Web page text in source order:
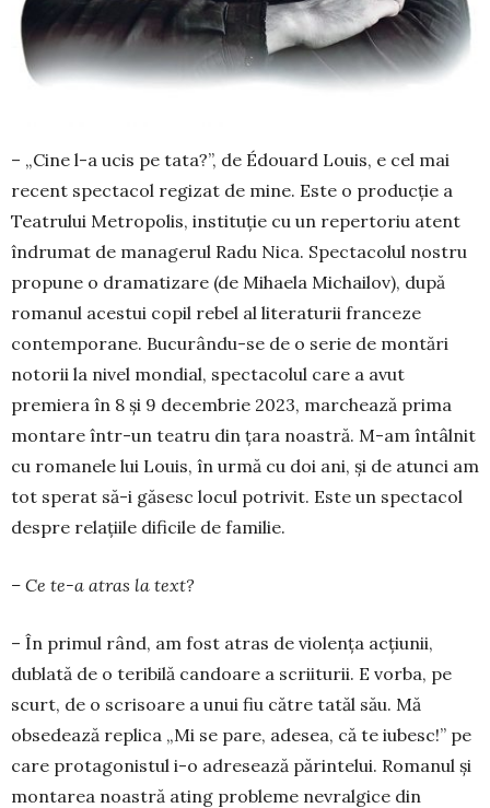
– „Cine l-a ucis pe tata?”, de Édouard Louis, e cel mai
recent spectacol regizat de mine. Este o pro­­ducție a
Teatrului Metropolis, instituție cu un repertoriu atent
îndrumat de managerul Radu Nica. Spectacolul nostru
propune o dramatizare (de Mi­ha­­ela Michailov), după
romanul acestui copil rebel al literaturii franceze
contemporane. Bucurându-se de o serie de montări
notorii la nivel mondial, spec­tacolul care a avut
premiera în 8 și 9 decembrie 2023, marchează prima
montare într-un teatru din țara noastră. M-am întâlnit
cu romanele lui Louis, în urmă cu doi ani, și de atunci am
tot sperat să-i gă­sesc locul potrivit. Este un spec­tacol
despre re­la­țiile dificile de familie.
– Ce te-a atras la text?
– În primul rând, am fost atras de violența acți­u­nii,
dublată de o teribilă candoare a scriiturii. E vor­ba, pe
scurt, de o scrisoare a unui fiu către ta­tăl său. Mă
obsedează replica „Mi se pare, ade­sea, că te iubesc!” pe
care protagonistul i-o adre­sea­ză pă­rin­telui. Romanul și
montarea noastră ating proble­me nevralgice din